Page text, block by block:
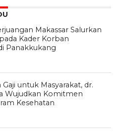
Makassar Salurkan
Kader Korban
Panakkukang
untuk Masyarakat, dr.
Wujudkan Komitmen
Kesehatan